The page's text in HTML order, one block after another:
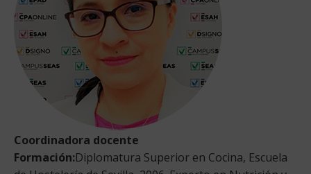
Coordinadora docente
Formación:Diplomatura Superior en Cocina, Escuela